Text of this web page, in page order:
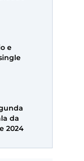
e
da
2024